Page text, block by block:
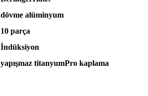
dövme alüminyum
10 parça
İndüksiyon
yapışmaz titanyumPro kaplama